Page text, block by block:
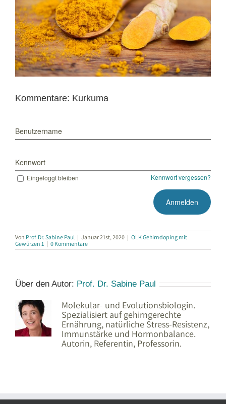
Kommentare: Kurkuma
Benutzername
Kennwort
Eingeloggt bleiben Kennwort vergessen?
Von Prof. Dr. Sabine Paul | Januar 21st, 2020 | OLK Gehirndoping mit
Gewürzen 1 | 0 Kommentare
Über den Autor: Prof. Dr. Sabine Paul
Molekular- und Evolutionsbiologin.
Spezialisiert auf gehirngerechte
Ernährung, natürliche Stress-Resistenz,
Immunstärke und Hormonbalance.
Autorin, Referentin, Professorin.